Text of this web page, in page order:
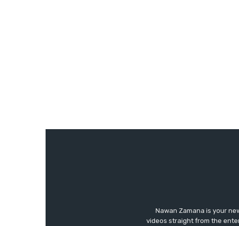
Nawan Zamana is your
videos straight from the